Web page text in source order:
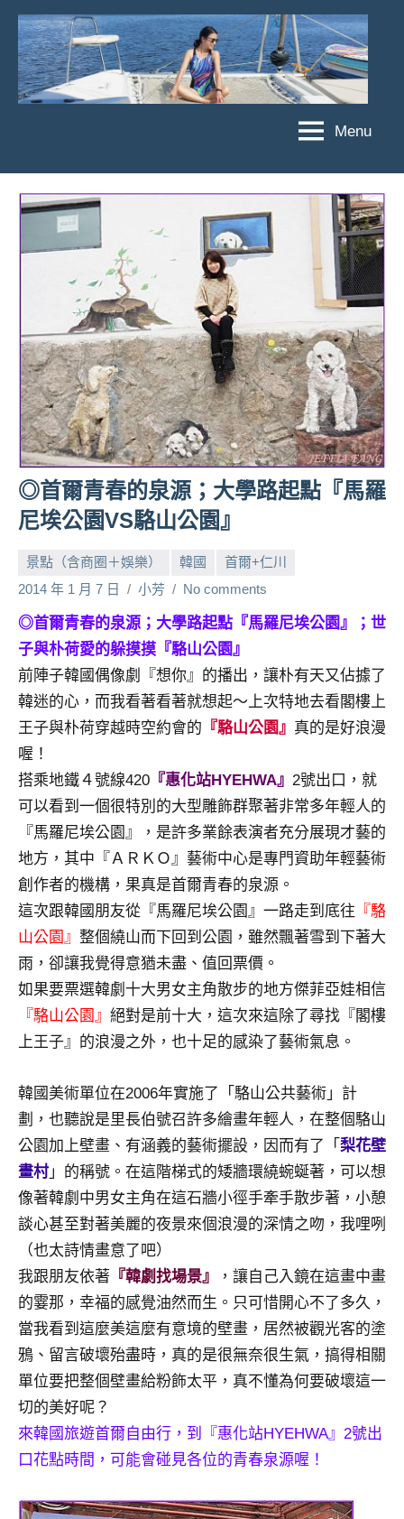
Skip
content
菲
亞
FANG
亞
粉
題
旅
遊、
達
人
帶
路、
旅
遊
節
目
賓、
News
金
號
節
目
班
底、
外
景
節
目
主
持、
吳
哥
窟
泰
國
遊
作
者、
各
發
表
會
及
活
動
持、
學
校
企
業
座、
部
客
Menu
◎首爾青春的泉源；大學路起點『馬羅
尼埃公園VS駱山公園』
景點（含商圈＋娛樂） 韓國
首爾+仁川
2014 年 1 月 7 日
小芳 No comments
◎首爾青春的泉源；大學路起點『馬羅尼埃公園』；世
子與朴荷愛的躲摸摸『駱山公園』
前陣子韓國偶像劇『想你』的播出，讓朴有天又佔據了
韓迷的心，而我看著看著就想起～上次特地去看閣樓上
王子與朴荷穿越時空約會的 『駱山公園』 真的是好浪漫
喔！
搭乘地鐵４號線420 『惠化站HYEHWA』 2號出口，就
可以看到一個很特別的大型雕飾群聚著非常多年輕人的
『馬羅尼埃公園』，是許多業餘表演者充分展現才藝的
地方，其中『ＡＲＫＯ』藝術中心是專門資助年輕藝術
創作者的機構，果真是首爾青春的泉源。
這次跟韓國朋友從『馬羅尼埃公園』一路走到底往 『駱
山公園』 整個繞山而下回到公園，雖然飄著雪到下著大
雨，卻讓我覺得意猶未盡、值回票價。
如果要票選韓劇十大男女主角散步的地方傑菲亞娃相信
『駱山公園』 絕對是前十大，這次來這除了尋找『閣樓
上王子』的浪漫之外，也十足的感染了藝術氣息。
韓國美術單位在2006年實施了「駱山公共藝術」計
劃，也聽說是里長伯號召許多繪畫年輕人，在整個駱山
公園加上壁畫、有涵義的藝術擺設，因而有了「 梨花壁
畫村 」的稱號。在這階梯式的矮牆環繞蜿蜒著，可以想
像著韓劇中男女主角在這石牆小徑手牽手散步著，小憩
談心甚至對著美麗的夜景來個浪漫的深情之吻，我哩咧
（也太詩情畫意了吧）
我跟朋友依著 『韓劇找場景』
，讓自己入鏡在這畫中畫
的霎那，幸福的感覺油然而生。只可惜開心不了多久，
當我看到這麼美這麼有意境的壁畫，居然被觀光客的塗
鴉、留言破壞殆盡時，真的是很無奈很生氣，搞得相關
單位要把整個壁畫給粉飾太平，真不懂為何要破壞這一
切的美好呢？
來韓國旅遊首爾自由行，到『惠化站HYEHWA』2號出
口花點時間，可能會碰見各位的青春泉源喔！